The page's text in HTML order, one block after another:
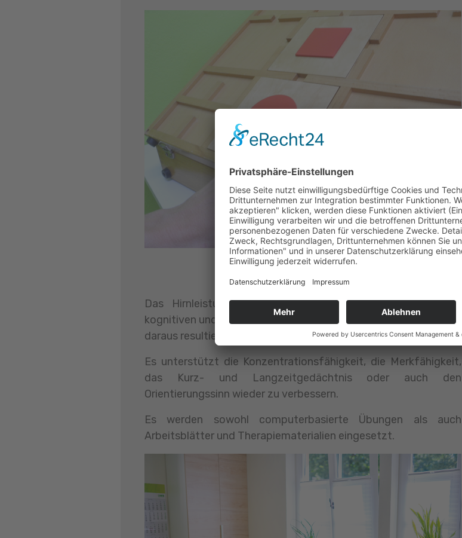
Das Hirnleistungstraining kommt bei der Behandlung von
kognitiven und neuropsychologischen Krankheitsbildern und den
daraus resultierenden Fähigkeitsstörungen zum Einsatz.
Es unterstützt die Konzentrationsfähigkeit, die Merkfähigkeit,
das Kurz- und Langzeitgedächtnis oder auch den
Orientierungssinn wieder zu verbessern.
Es werden sowohl computerbasierte Übungen als auch
Arbeitsblätter und Therapiematerialien eingesetzt.